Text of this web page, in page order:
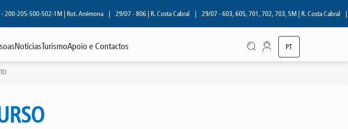
205-500-502-1M | Rot. Anémona | 29/07 - 806 | R. Costa Cabral | 29/07 - 603, 605, 701, 702, 703, 5M | R. Costa Cabral |
NotíciasTurismoApoio e Contactos PT